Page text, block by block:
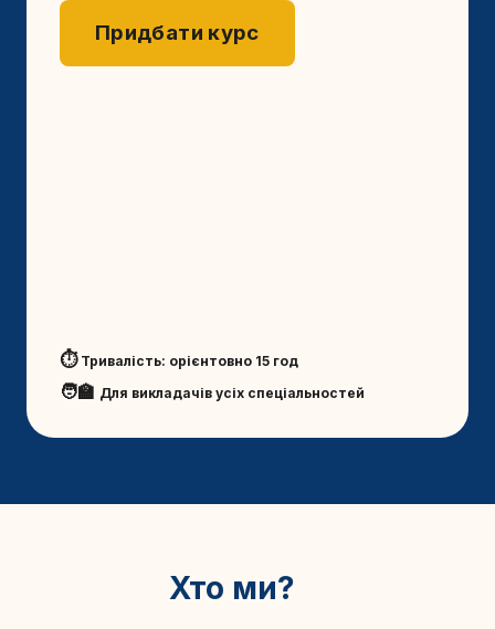
Придбати курс
⏱️Тривалість: орієнтовно 15 год
🧑‍🏫 Для викладачів усіх спеціальностей
Хто ми?